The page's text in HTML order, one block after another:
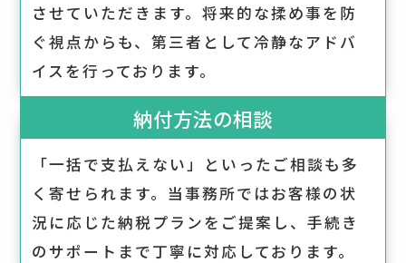
させていただきます。将来的な揉め事を防
ぐ視点からも、第三者として冷静なアドバ
イスを行っております。
納付方法の相談
「一括で支払えない」といったご相談も多
く寄せられます。当事務所ではお客様の状
況に応じた納税プランをご提案し、手続き
のサポートまで丁寧に対応しております。